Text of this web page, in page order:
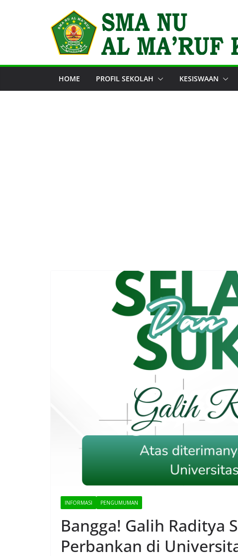
HOME PROFIL SEKOLAH KESISWAAN
INFORMASI PENGUMUMAN
Bangga! Galih Raditya
Perbankan di